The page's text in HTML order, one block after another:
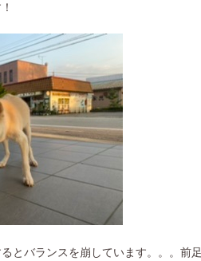
とバランスを崩しています。。。前